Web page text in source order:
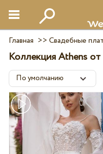
Главная >> Свадебные
Коллекция Athens от